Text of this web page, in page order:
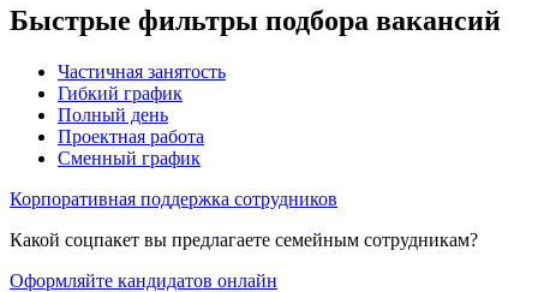
Быстрые фильтры подбора вакансий
Частичная занятость
Гибкий график
Полный день
Проектная работа
Сменный график
Корпоративная поддержка сотрудников
Какой соцпакет вы предлагаете семейным сотрудникам?
Оформляйте кандидатов онлайн